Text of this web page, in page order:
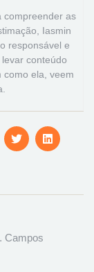
compreender as
Iasmin
responsável e
conteúdo
como ela, veem
Campos